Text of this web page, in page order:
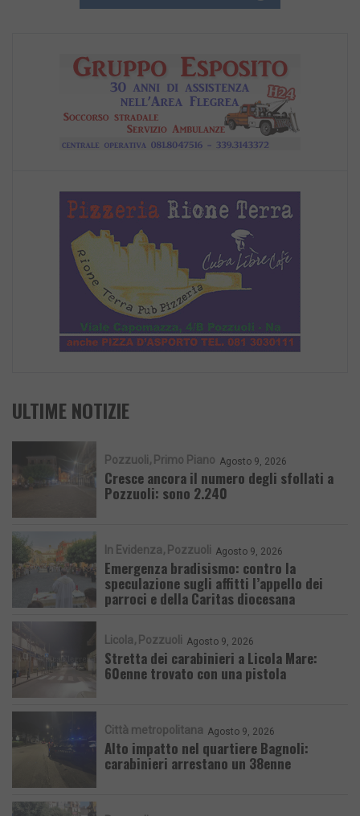
ULTIME NOTIZIE
Pozzuoli Primo Piano Agosto 9, 2026
Cresce ancora il numero degli sfollati a
Pozzuoli: sono 2.240
In Evidenza Pozzuoli Agosto 9, 2026
Emergenza bradisismo: contro la
speculazione sugli affitti l’appello dei
parroci e della Caritas diocesana
Licola Pozzuoli Agosto 9, 2026
Stretta dei carabinieri a Licola Mare:
60enne trovato con una pistola
Città metropolitana Agosto 9, 2026
Alto impatto nel quartiere Bagnoli:
carabinieri arrestano un 38enne